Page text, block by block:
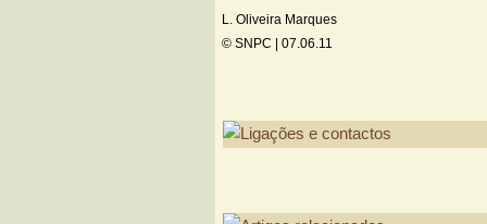
L. Oliveira Marques
© SNPC | 07.06.11